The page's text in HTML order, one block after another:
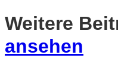
Weitere
ansehen